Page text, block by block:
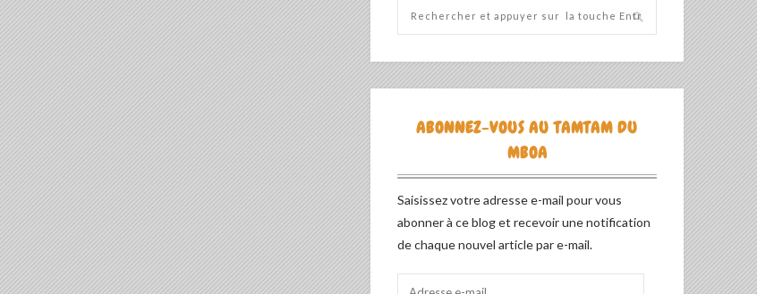
ABONNEZ-VOUS AU TAMTAM DU
MBOA
Saisissez votre adresse e-mail pour vous
abonner à ce blog et recevoir une notification
de chaque nouvel article par e-mail.